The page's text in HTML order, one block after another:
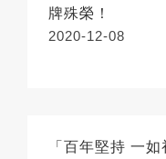
牌殊榮！
2020-12-08
「百年堅持 一